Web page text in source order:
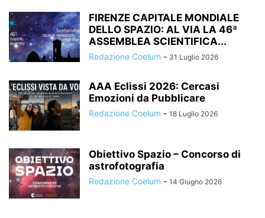
FIRENZE CAPITALE MONDIALE
DELLO SPAZIO: AL VIA LA 46ª
ASSEMBLEA SCIENTIFICA...
Redazione Coelum - 31 Luglio 2026
AAA Eclissi 2026: Cercasi
Emozioni da Pubblicare
Redazione Coelum - 18 Luglio 2026
Obiettivo Spazio – Concorso di
astrofotografia
Redazione Coelum - 14 Giugno 2026